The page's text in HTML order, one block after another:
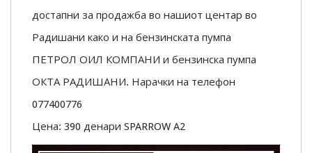
0
достапни за продажба во нашиот центар во
Радишани како и на бензинската пумпа
ПЕТРОЛ ОИЛ КОМПАНИ и бензинска пумпа
ОКТА РАДИШАНИ. Нарачки на телефон
077400776
Цена: 390 денари SPARROW A2